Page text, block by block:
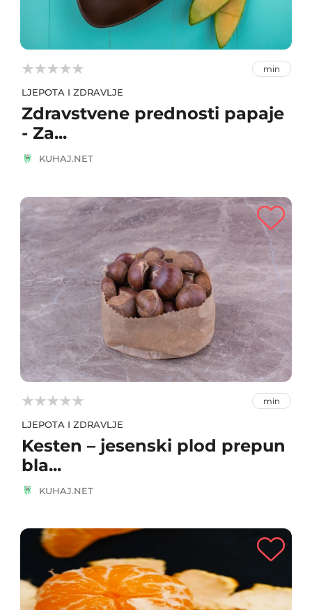


 min
LJEPOTA I ZDRAVLJE
Zdravstvene prednosti papaje
- Za...
KUHAJ.NET


 min
LJEPOTA I ZDRAVLJE
Kesten – jesenski plod prepun
bla...
KUHAJ.NET